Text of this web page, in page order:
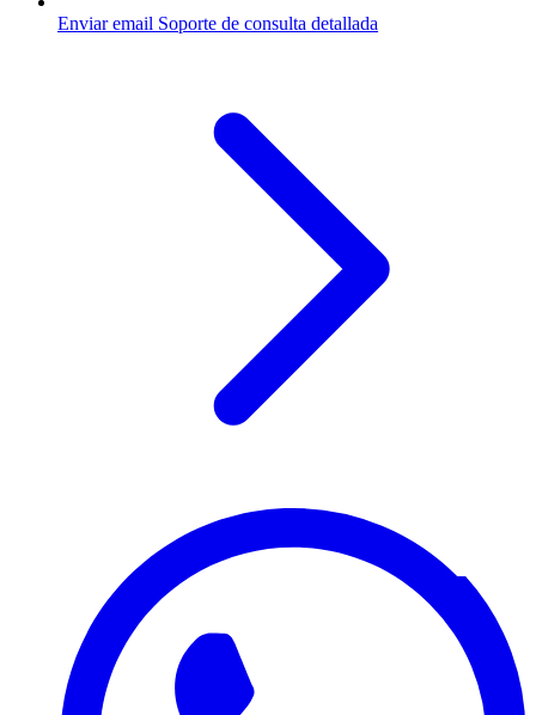
Enviar email Soporte de consulta detallada